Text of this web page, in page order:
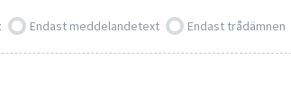
Endast meddelandetext Endast trådämnen